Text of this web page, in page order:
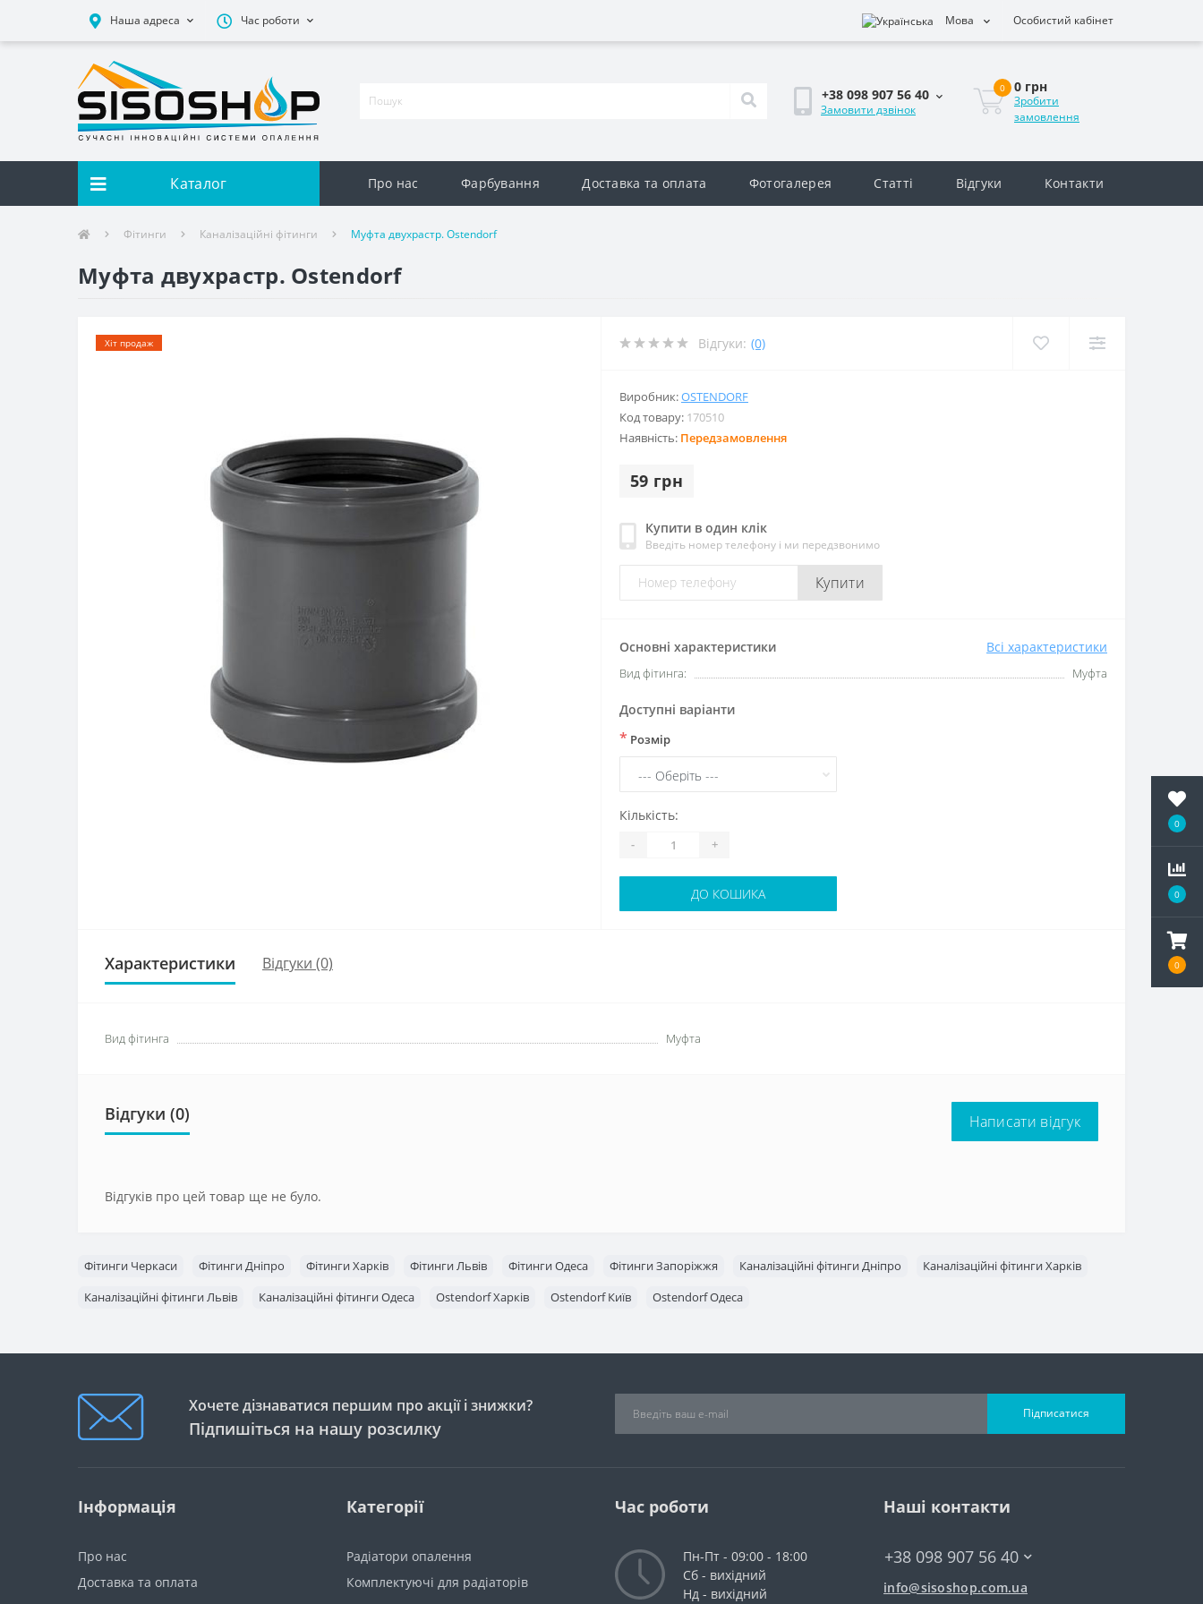
0
0
0
Наша адреса Час роботи Мова Особистий кабінет
+38 098 907 56 40
Замовити дзвінок
0 0 грн
Зробити
замовлення
Каталог Про нас Фарбування Доставка та оплата Фотогалерея Статті Відгуки Контакти
Фітинги Каналізаційні фітинги Муфта двухрастр. Ostendorf
Муфта двухрастр. Ostendorf
Хіт продаж Відгуки: (0)
Виробник:OSTENDORF
Код товару: 170510
Наявність: Передзамовлення
59 грн
Купити в один клік
Введіть номер телефону і ми передзвонимо
Купити
Основні характеристики Всі характеристики
Вид фітинга: Муфта
Доступні варіанти
* Розмір
Кількість:
- +
ДО КОШИКА
Характеристики Відгуки (0)
Вид фітинга Муфта
Відгуки (0) Написати відгук
Відгуків про цей товар ще не було.
Фітинги Черкаси Фітинги Дніпро Фітинги Харків Фітинги Львів Фітинги Одеса Фітинги Запоріжжя Каналізаційні фітинги Дніпро
Каналізаційні фітинги Харків
Каналізаційні фітинги Львів
Каналізаційні фітинги Одеса Ostendorf Харків Ostendorf Київ Ostendorf Одеса
Хочете дізнаватися першим про акції і знижки?
Підпишіться на нашу розсилку
Підписатися
Інформація
Про нас
Доставка та оплата
Категорії
Радіатори опалення
Комплектуючі для радіаторів
Час роботи
Пн-Пт - 09:00 - 18:00
Сб - вихідний
Нд - вихідний
Наші контакти
+38 098 907 56 40
info@sisoshop.com.ua